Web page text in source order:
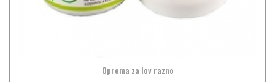
Oprema za lov razno